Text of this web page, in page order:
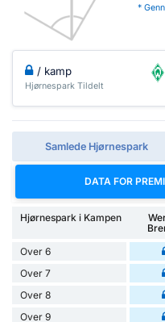
*
/ kamp
Hjørnespark Tildelt
Samlede Hjørnespark
DATA FOR
Hjørnespark i Kampen
Over 6
Over 7
Over 8
Over 9